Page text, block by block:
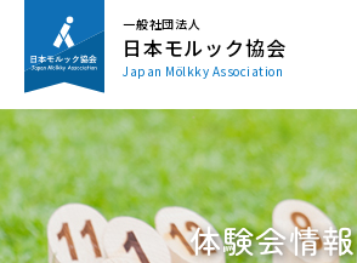
一般社団法人
日本モルック協会
Japan Mölkky Association
体験会情報